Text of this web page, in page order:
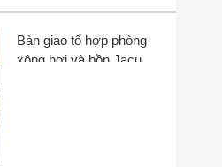
Bàn giao tổ hợp phòng
xông hơi và bồn Jacuzzi